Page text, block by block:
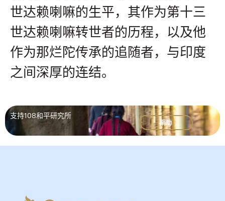
世达赖喇嘛的生平，其作为第十三
世达赖喇嘛转世者的历程，以及他
作为那烂陀传承的追随者，与印度
之间深厚的连结。
支持108和平研究所
捐助